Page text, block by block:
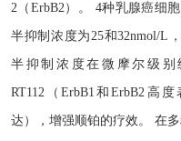
2（ErbB2）。 4种乳腺癌细
半抑制浓度为25和32nmol/L
半抑制浓度在微摩尔级别
RT112（ErbB1和ErbB2高
达），增强顺铂的疗效。 在